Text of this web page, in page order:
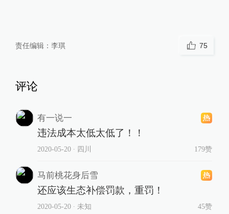
责任编辑： 李琪 75
评论
有一说一
违法成本太低太低了！！
2020-05-20∙ 四川 179赞
马前桃花身后雪
还应该生态补偿罚款，重罚！
2020-05-20∙ 未知 45赞